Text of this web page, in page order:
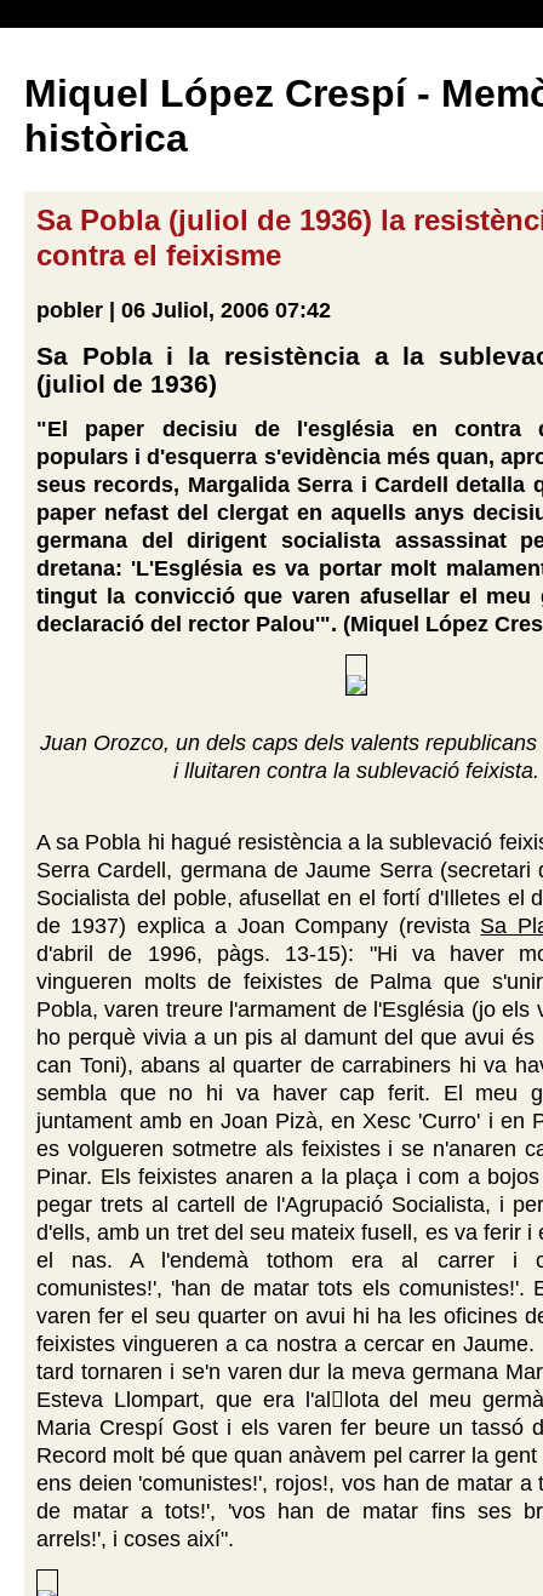
Miquel López Crespí -
històrica
Sa Pobla (juliol de 1936) la
contra el feixisme
pobler | 06 Juliol, 2006 07:42
Sa Pobla i la resistència a la
(juliol de 1936)
"El paper decisiu de l'església en contra
populars i d'esquerra s'evidència més quan,
seus records, Margalida Serra i Cardell detalla
paper nefast del clergat en aquells anys
germana del dirigent socialista assassinat
dretana: 'L'Església es va portar molt
tingut la convicció que varen afusellar el meu
declaració del rector Palou'". (Miquel López
Juan Orozco, un dels caps dels valents
i lluitaren contra la sublevació feixista.
A sa Pobla hi hagué resistència a la sublevació
Serra Cardell, germana de Jaume Serra (secretari
Socialista del poble, afusellat en el fortí d'Illetes el
de 1937) explica a Joan Company (revista Sa
d'abril de 1996, pàgs. 13-15): "Hi va haver
vingueren molts de feixistes de Palma que
Pobla, varen treure l'armament de l'Església (jo els
ho perquè vivia a un pis al damunt del que avui és
can Toni), abans al quarter de carrabiners hi va
sembla que no hi va haver cap ferit. El meu
juntament amb en Joan Pizà, en Xesc 'Curro' i en
es volgueren sotmetre als feixistes i se n'anaren
Pinar. Els feixistes anaren a la plaça i com a
pegar trets al cartell de l'Agrupació Socialista, i
d'ells, amb un tret del seu mateix fusell, es va ferir i
el nas. A l'endemà tothom era al carrer i
comunistes!', 'han de matar tots els comunistes!'.
varen fer el seu quarter on avui hi ha les oficines
feixistes vingueren a ca nostra a cercar en Jaume.
tard tornaren i se'n varen dur la meva germana
Esteva Llompart, que era l'allota del meu
Maria Crespí Gost i els varen fer beure un tassó
Record molt bé que quan anàvem pel carrer la
ens deien 'comunistes!', rojos!, vos han de matar a
de matar a tots!', 'vos han de matar fins ses
arrels!', i coses així".